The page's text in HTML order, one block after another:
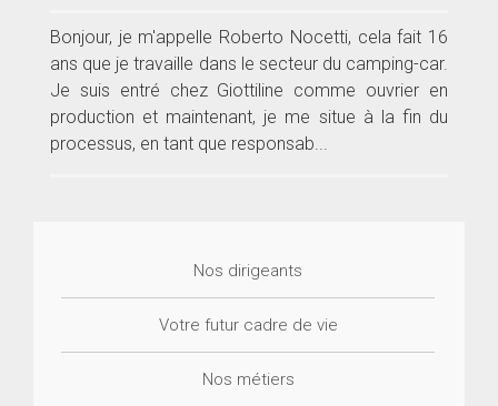
Bonjour, je m'appelle Roberto Nocetti, cela fait 16
ans que je travaille dans le secteur du camping-car.
Je suis entré chez Giottiline comme ouvrier en
production et maintenant, je me situe à la fin du
processus, en tant que responsab...
Nos dirigeants
Votre futur cadre de vie
Nos métiers